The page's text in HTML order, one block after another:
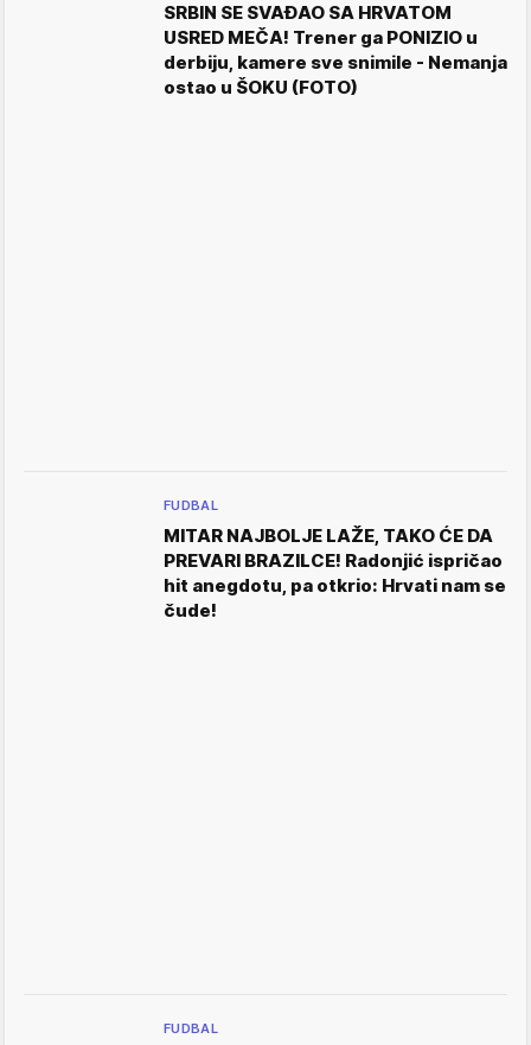
SRBIN SE SVAĐAO SA HRVATOM
USRED MEČA! Trener ga PONIZIO u
derbiju, kamere sve snimile - Nemanja
ostao u ŠOKU (FOTO)
FUDBAL
MITAR NAJBOLJE LAŽE, TAKO ĆE DA
PREVARI BRAZILCE! Radonjić ispričao
hit anegdotu, pa otkrio: Hrvati nam se
čude!
FUDBAL